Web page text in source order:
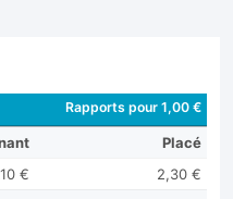
Rapports pour 1,00 €
Placé
€
2,30 €